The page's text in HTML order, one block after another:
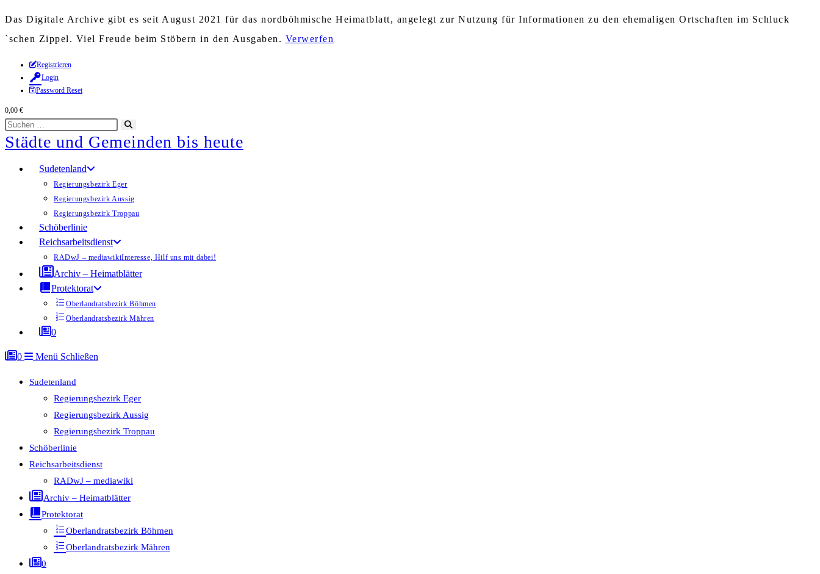
Das Digitale Archive gibt es seit August 2021 für das nordböhmische Heimatblatt, angelegt zur Nutzung für Informationen zu den ehemaligen Ortschaften im Schluck
`schen Zippel. Viel Freude beim Stöbern in den Ausgaben. Verwerfen
Zum
Inhalt
springen
Registrieren
Login
Password Reset
0,00 €
Diese
Website
durchsuchen
starten
Städte und Gemeinden bis heute
Sudetenland
Regierungsbezirk Eger
Regierungsbezirk Aussig
Regierungsbezirk Troppau
Schöberlinie
Reichsarbeitsdienst
RADwJ – mediawikiInteresse, Hilf uns mit dabei!
Archiv – Heimatblätter
Protektorat
Oberlandratsbezirk Böhmen
Oberlandratsbezirk Mähren
0
0 Menü Schließen
Sudetenland
Regierungsbezirk Eger
Regierungsbezirk Aussig
Regierungsbezirk Troppau
Schöberlinie
Reichsarbeitsdienst
RADwJ – mediawiki
Archiv – Heimatblätter
Protektorat
Oberlandratsbezirk Böhmen
Oberlandratsbezirk Mähren
0